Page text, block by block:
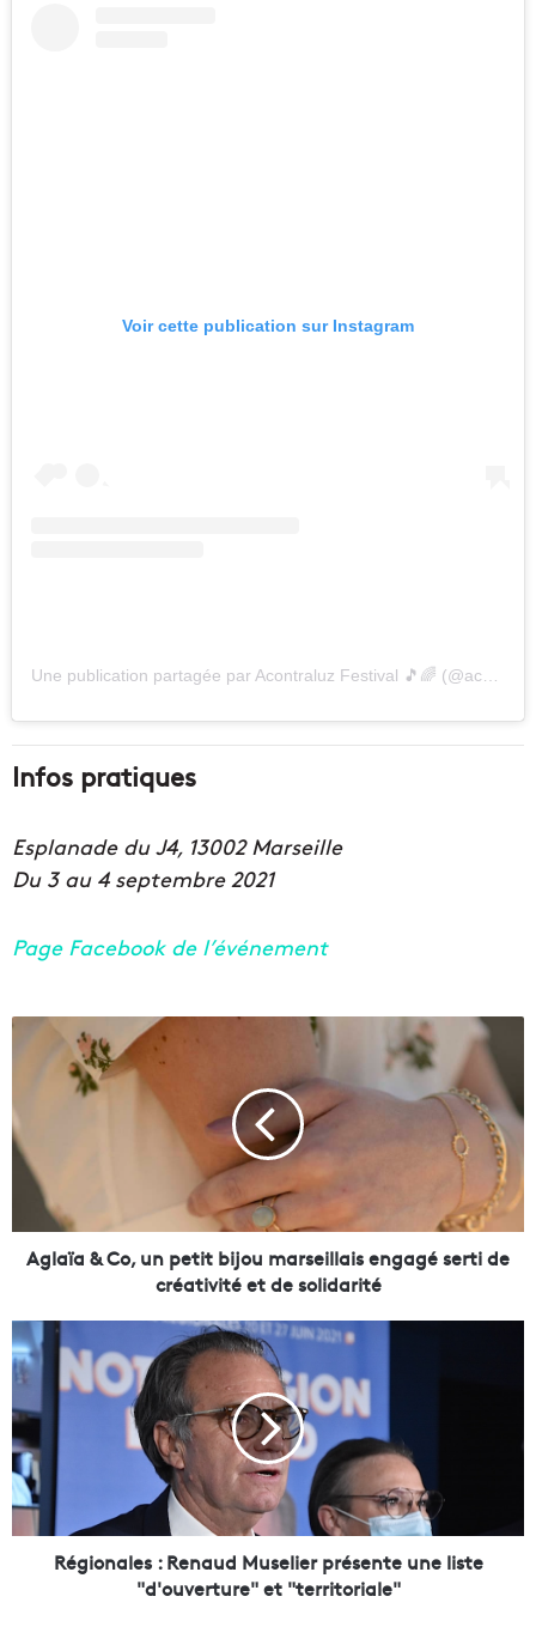
Voir cette publication sur Instagram
Infos pratiques
Esplanade du J4, 13002 Marseille
Du 3 au 4 septembre 2021
Page Facebook de l’événement
A
a
ï
a
o
p
e
t
i
t
b
i
j
o
Aglaïa & Co, un petit bijou marseillais engagé serti de
créativité et de solidarité
R
é
g
i
o
n
a
l
e
Régionales : Renaud Muselier présente une liste
"d'ouverture" et "territoriale"